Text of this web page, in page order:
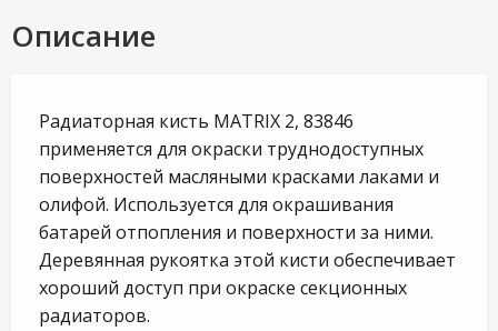
Описание
Радиаторная кисть MATRIX 2, 83846
применяется для окраски труднодоступных
поверхностей масляными красками лаками и
олифой. Используется для окрашивания
батарей отпопления и поверхности за ними.
Деревянная рукоятка этой кисти обеспечивает
хороший доступ при окраске секционных
радиаторов.